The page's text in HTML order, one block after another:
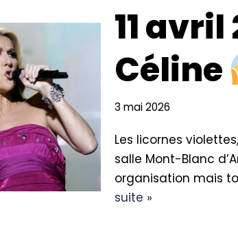
11
Céline
3 mai 2026
Les licornes
salle Mont-Blanc
organisation mais
suite »